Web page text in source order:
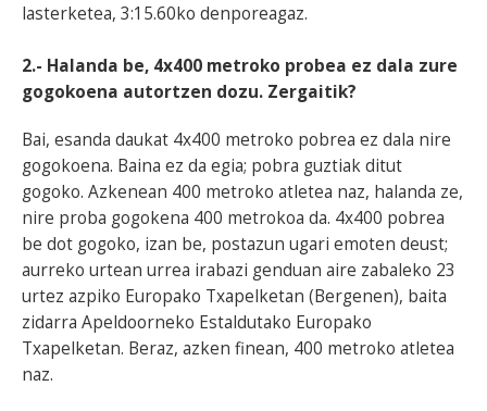
lasterketea, 3:15.60ko denporeagaz.
2.- Halanda be, 4x400 metroko probea ez dala zure
gogokoena autortzen dozu. Zergaitik?
Bai, esanda daukat 4x400 metroko pobrea ez dala nire
gogokoena. Baina ez da egia; pobra guztiak ditut
gogoko. Azkenean 400 metroko atletea naz, halanda ze,
nire proba gogokena 400 metrokoa da. 4x400 pobrea
be dot gogoko, izan be, postazun ugari emoten deust;
aurreko urtean urrea irabazi genduan aire zabaleko 23
urtez azpiko Europako Txapelketan (Bergenen), baita
zidarra Apeldoorneko Estaldutako Europako
Txapelketan. Beraz, azken finean, 400 metroko atletea
naz.